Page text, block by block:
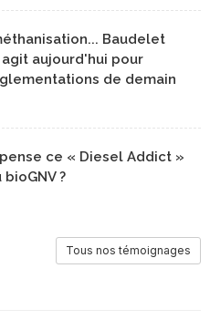
Baudelet
aujourd'hui pour
de demain
ce « Diesel Addict »
?
Tous nos témoignages